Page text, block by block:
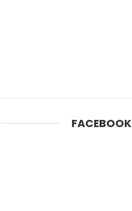
FACEBOOK